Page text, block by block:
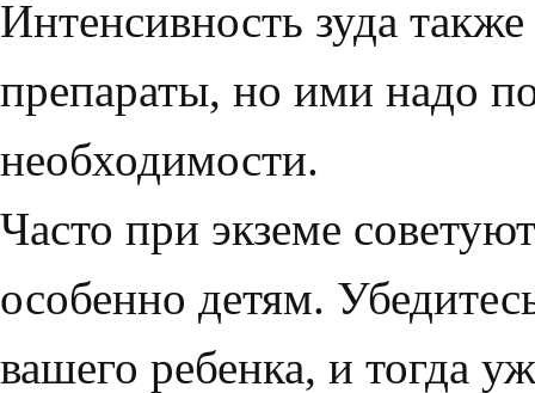
Интенсивность зуда
пре­параты, но ими надо
необходимости.
Часто при экземе
особенно детям.
ваше­го ребенка, и тогда